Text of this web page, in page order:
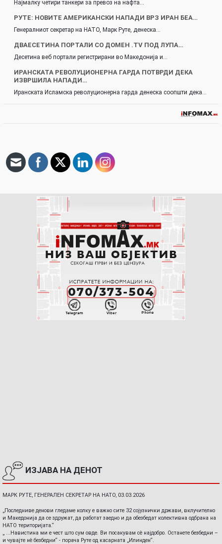
Најмалку четири танкери за превоз на нафта…
РУТЕ: НОВИТЕ АМЕРИКАНСКИ НАПАДИ ВРЗ ИРАН БЕА…
Генералниот секретар на НАТО, Марк Руте, денеска…
ДВАЕСЕТИНА ПОРТАЛИ СО ДОМЕН .TV ПОД ЛУПА…
Десетина веб портали регистрирани во Македонија и…
ИРАНСКАТА РЕВОЛУЦИОНЕРНА ГАРДА ПОТВРДИ ДЕКА
ИЗВРШИЛА НАПАДИ…
Иранската Исламска револуционерна гарда денеска соопшти дека…
ИЗЈАВА НА ДЕНОТ
МАРК РУТЕ, ГЕНЕРАЛЕН СЕКРЕТАР НА НАТО, 03.03.2026
„Последниве денови гледаме колку е важно сите 32 сојузнички држави, вклучително
и Македонија да се здружат, да работат заедно и да обезбедат колективна одбрана на
НАТО територијата.“
„ ...Навистина ми е чест што сум овде. Ви посакувам сè најдобро. Останете безбедни –
и чувајте нè безбедни“ - порача Руте од касарната „Илинден“.